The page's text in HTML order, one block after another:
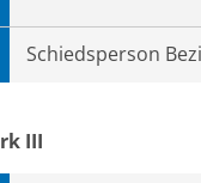
Schiedsperson
III